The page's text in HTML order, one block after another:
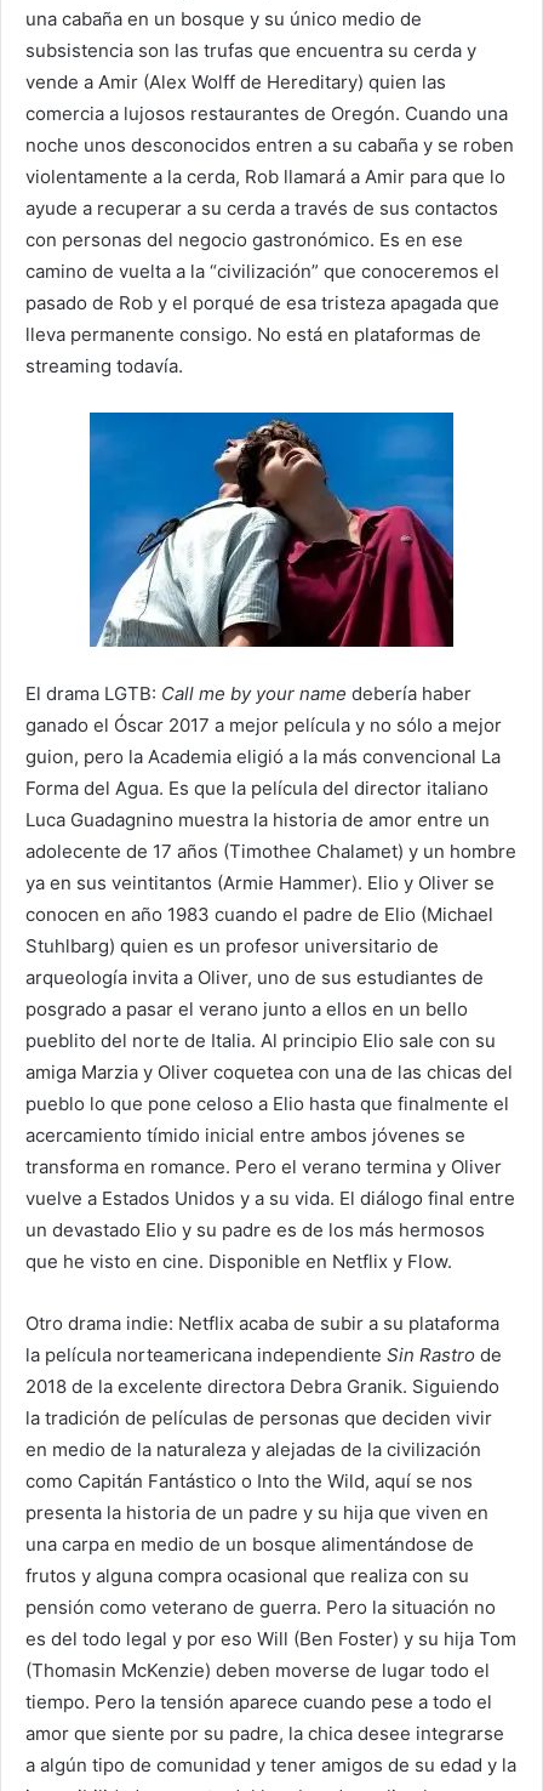
una cabaña en un bosque y su único medio de
subsistencia son las trufas que encuentra su cerda y
vende a Amir (Alex Wolff de Hereditary) quien las
comercia a lujosos restaurantes de Oregón. Cuando una
noche unos desconocidos entren a su cabaña y se roben
violentamente a la cerda, Rob llamará a Amir para que lo
ayude a recuperar a su cerda a través de sus contactos
con personas del negocio gastronómico. Es en ese
camino de vuelta a la “civilización” que conoceremos el
pasado de Rob y el porqué de esa tristeza apagada que
lleva permanente consigo. No está en plataformas de
streaming todavía.
El drama LGTB: Call me by your name debería haber
ganado el Óscar 2017 a mejor película y no sólo a mejor
guion, pero la Academia eligió a la más convencional La
Forma del Agua. Es que la película del director italiano
Luca Guadagnino muestra la historia de amor entre un
adolecente de 17 años (Timothee Chalamet) y un hombre
ya en sus veintitantos (Armie Hammer). Elio y Oliver se
conocen en año 1983 cuando el padre de Elio (Michael
Stuhlbarg) quien es un profesor universitario de
arqueología invita a Oliver, uno de sus estudiantes de
posgrado a pasar el verano junto a ellos en un bello
pueblito del norte de Italia. Al principio Elio sale con su
amiga Marzia y Oliver coquetea con una de las chicas del
pueblo lo que pone celoso a Elio hasta que finalmente el
acercamiento tímido inicial entre ambos jóvenes se
transforma en romance. Pero el verano termina y Oliver
vuelve a Estados Unidos y a su vida. El diálogo final entre
un devastado Elio y su padre es de los más hermosos
que he visto en cine. Disponible en Netflix y Flow.
Otro drama indie: Netflix acaba de subir a su plataforma
la película norteamericana independiente Sin Rastro de
2018 de la excelente directora Debra Granik. Siguiendo
la tradición de películas de personas que deciden vivir
en medio de la naturaleza y alejadas de la civilización
como Capitán Fantástico o Into the Wild, aquí se nos
presenta la historia de un padre y su hija que viven en
una carpa en medio de un bosque alimentándose de
frutos y alguna compra ocasional que realiza con su
pensión como veterano de guerra. Pero la situación no
es del todo legal y por eso Will (Ben Foster) y su hija Tom
(Thomasin McKenzie) deben moverse de lugar todo el
tiempo. Pero la tensión aparece cuando pese a todo el
amor que siente por su padre, la chica desee integrarse
a algún tipo de comunidad y tener amigos de su edad y la